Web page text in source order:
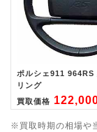
ポルシェ911 964RS
リング
買取価格
※買取時期の相場や